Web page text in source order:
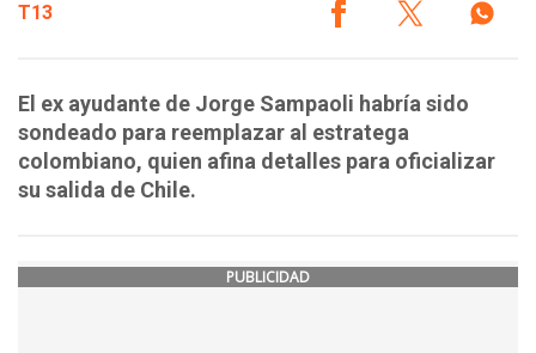
T13
El ex ayudante de Jorge Sampaoli habría sido
sondeado para reemplazar al estratega
colombiano, quien afina detalles para oficializar
su salida de Chile.
PUBLICIDAD